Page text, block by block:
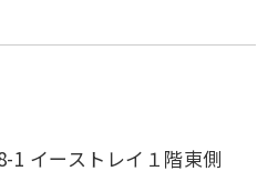
1 イーストレイ１階東側